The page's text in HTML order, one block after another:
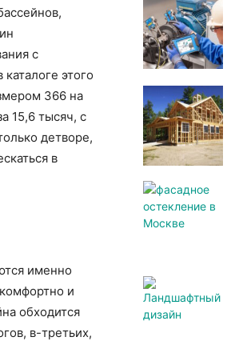
с
этого
366 на
15,6 тысяч, с
детворе,
в
именно
и
обходится
в-третьих,